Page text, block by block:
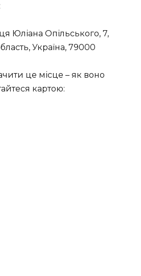
Юліана Опільського, 7,
Україна, 79000
це місце – як воно
картою: